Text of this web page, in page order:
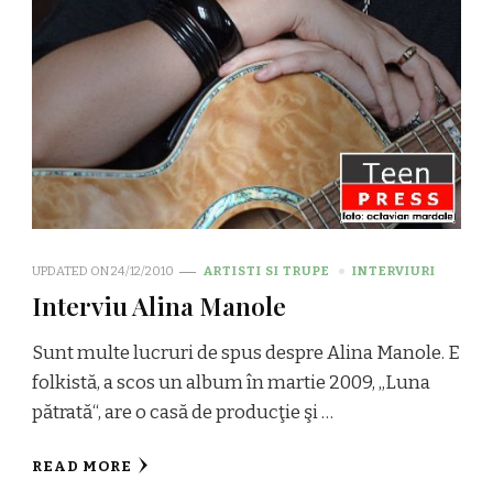
UPDATED ON24/12/2010 ARTISTI SI TRUPE INTERVIURI
Interviu Alina Manole
Sunt multe lucruri de spus despre Alina Manole. E
folkistă, a scos un album în martie 2009, „Luna
pătrată“, are o casă de producţie şi …
READ MORE